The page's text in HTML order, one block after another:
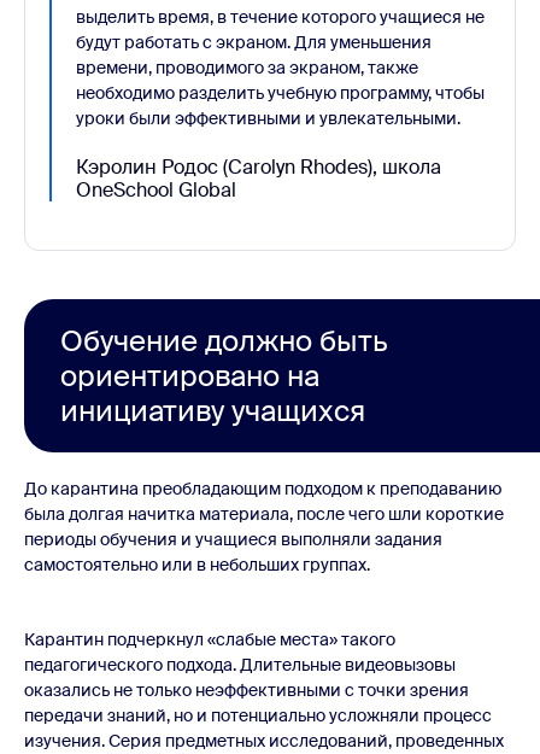
выделить время, в течение которого учащиеся не
будут работать с экраном. Для уменьшения
времени, проводимого за экраном, также
необходимо разделить учебную программу, чтобы
уроки были эффективными и увлекательными.
Кэролин Родос (Carolyn Rhodes), школа
OneSchool Global
Обучение должно быть
ориентировано на
инициативу учащихся
До карантина преобладающим подходом к преподаванию
была долгая начитка материала, после чего шли короткие
периоды обучения и учащиеся выполняли задания
самостоятельно или в небольших группах.
Карантин подчеркнул «слабые места» такого
педагогического подхода. Длительные видеовызовы
оказались не только неэффективными с точки зрения
передачи знаний, но и потенциально усложняли процесс
изучения. Серия предметных исследований, проведенных